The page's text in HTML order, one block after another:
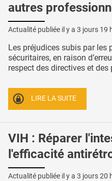
autres
Actualité publiée il y a 3 jours 19
Les préjudices subis par
sécuritaires, en raison
respect des directives et des
LIRE LA SUITE
VIH : Réparer
l'efficacité
Actualité publiée il y a 3 jours 20